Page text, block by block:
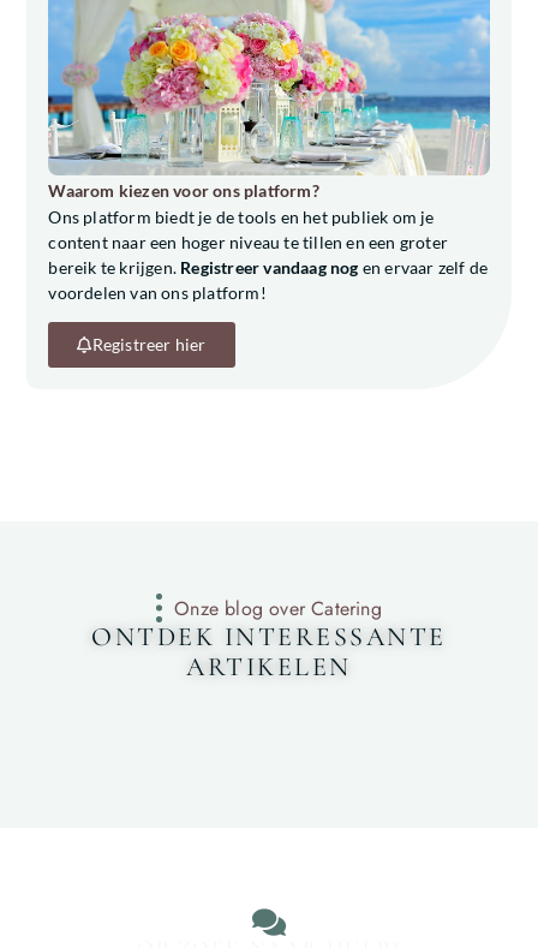
Waarom kiezen voor ons platform?
Ons platform biedt je de tools en het publiek om je
content naar een hoger niveau te tillen en een groter
bereik te krijgen. Registreer vandaag nog en ervaar zelf de
voordelen van ons platform!
Registreer hier
Onze blog over Catering
ONTDEK INTERESSANTE
ARTIKELEN